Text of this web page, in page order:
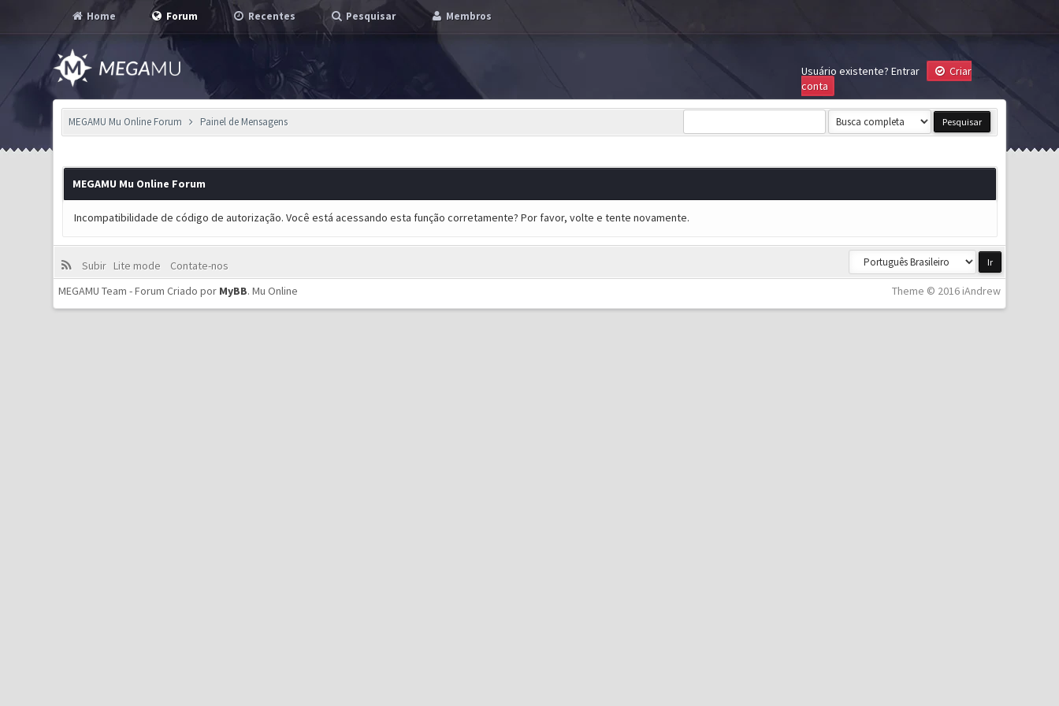
Home Forum Recentes Pesquisar Membros
Usuário existente? Entrar
Criar
conta
MEGAMU Mu Online Forum Painel de Mensagens
MEGAMU Mu Online Forum
Incompatibilidade de código de autorização. Você está acessando esta função corretamente? Por favor, volte e tente novamente.
Subir Lite mode
Contate-nos
Theme © 2016 iAndrew
MEGAMU Team - Forum Criado por MyBB.Mu Online